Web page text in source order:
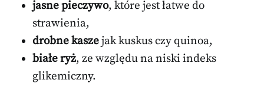
jasne pieczywo, które jest łatwe do
strawienia,
drobne kaszejak kuskus czy quinoa,
białe ryż, ze względu na niski indeks
glikemiczny.